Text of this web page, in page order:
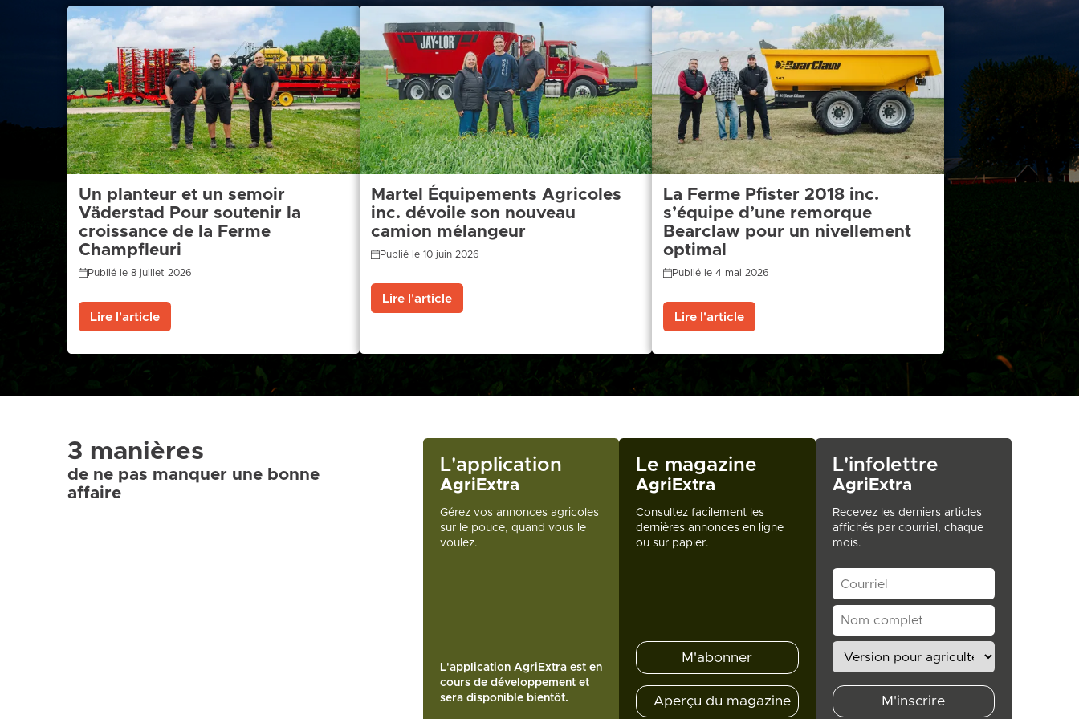
Un planteur et un semoir
Väderstad Pour soutenir la
croissance de la Ferme
Champfleuri
Publié le 8 juillet 2026
Lire l'article
Martel Équipements Agricoles
inc. dévoile son nouveau
camion mélangeur
Publié le 10 juin 2026
Lire l'article
La Ferme Pfister 2018 inc.
s’équipe d’une remorque
Bearclaw pour un nivellement
optimal
Publié le 4 mai 2026
Lire l'article
3 manières
de ne pas manquer une bonne
affaire
L'application
AgriExtra
Gérez vos annonces agricoles
sur le pouce, quand vous le
voulez.
L'application AgriExtra est en
cours de développement et
sera disponible bientôt.
Le magazine
AgriExtra
Consultez facilement les
dernières annonces en ligne
ou sur papier.
M'abonner
Aperçu du magazine
L'infolettre
AgriExtra
Recevez les derniers articles
affichés par courriel, chaque
mois.
M'inscrire